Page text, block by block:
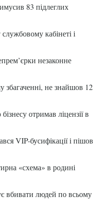
83 підлеглих
кабінеті і
незаконне
збагаченні, не знайшов 12
отримав ліцензії в
VIP-бусифікації і пішов
«схема» в родині
вбивати людей по всьому